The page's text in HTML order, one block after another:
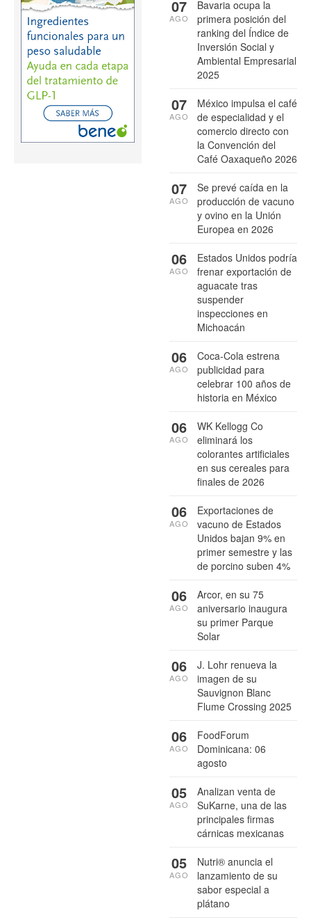
Bavaria ocupa la
primera posición del
ranking del Índice de
Inversión Social y
Ambiental Empresarial
2025
07
AGO
México impulsa el café
de especialidad y el
comercio directo con
la Convención del
Café Oaxaqueño 2026
07
AGO
Se prevé caída en la
producción de vacuno
y ovino en la Unión
Europea en 2026
07
AGO
Estados Unidos podría
frenar exportación de
aguacate tras
suspender
inspecciones en
Michoacán
06
AGO
Coca-Cola estrena
publicidad para
celebrar 100 años de
historia en México
06
AGO
WK Kellogg Co
eliminará los
colorantes artificiales
en sus cereales para
finales de 2026
06
AGO
Exportaciones de
vacuno de Estados
Unidos bajan 9% en
primer semestre y las
de porcino suben 4%
06
AGO
Arcor, en su 75
aniversario inaugura
su primer Parque
Solar
06
AGO
J. Lohr renueva la
imagen de su
Sauvignon Blanc
Flume Crossing 2025
06
AGO
FoodForum
Dominicana: 06
agosto
06
AGO
Analizan venta de
SuKarne, una de las
principales firmas
cárnicas mexicanas
05
AGO
Nutri® anuncia el
lanzamiento de su
sabor especial a
plátano
05
AGO